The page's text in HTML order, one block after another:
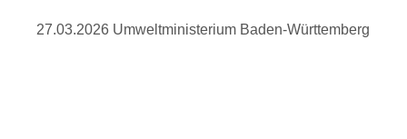
27.03.2026 Umweltministerium Baden-Württemberg